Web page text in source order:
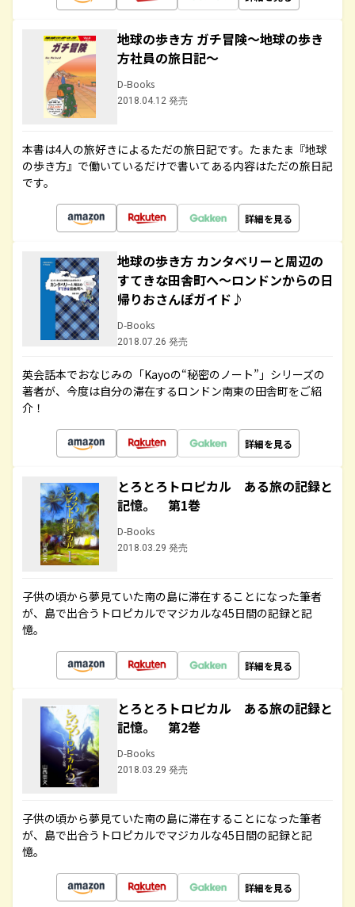
地球の歩き方 ガチ冒険～地球の歩き
方社員の旅日記～
D-Books
2018.04.12 発売
本書は4人の旅好きによるただの旅日記です。たまたま『地球
の歩き方』で働いているだけで書いてある内容はただの旅日記
です。
詳細を見る
地球の歩き方 カンタベリーと周辺の
すてきな田舎町へ～ロンドンからの日
帰りおさんぽガイド♪
D-Books
2018.07.26 発売
英会話本でおなじみの「Kayoの“秘密のノート”」シリーズの
著者が、今度は自分の滞在するロンドン南東の田舎町をご紹
介！
詳細を見る
とろとろトロピカル ある旅の記録と
記憶。 第1巻
D-Books
2018.03.29 発売
子供の頃から夢見ていた南の島に滞在することになった筆者
が、島で出合うトロピカルでマジカルな45日間の記録と記
憶。
詳細を見る
とろとろトロピカル ある旅の記録と
記憶。 第2巻
D-Books
2018.03.29 発売
子供の頃から夢見ていた南の島に滞在することになった筆者
が、島で出合うトロピカルでマジカルな45日間の記録と記
憶。
詳細を見る